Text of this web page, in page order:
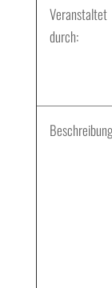
Veranstaltet
durch: